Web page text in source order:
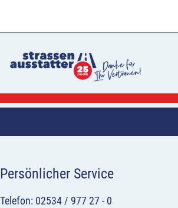
Persönlicher Service
Telefon: 02534 / 977 27 - 0